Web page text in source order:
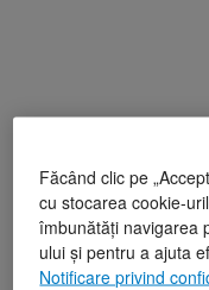
Făcând clic pe
cu stocarea cookie-
îmbunătăți navigarea
ului și pentru a ajuta
Notificare privind